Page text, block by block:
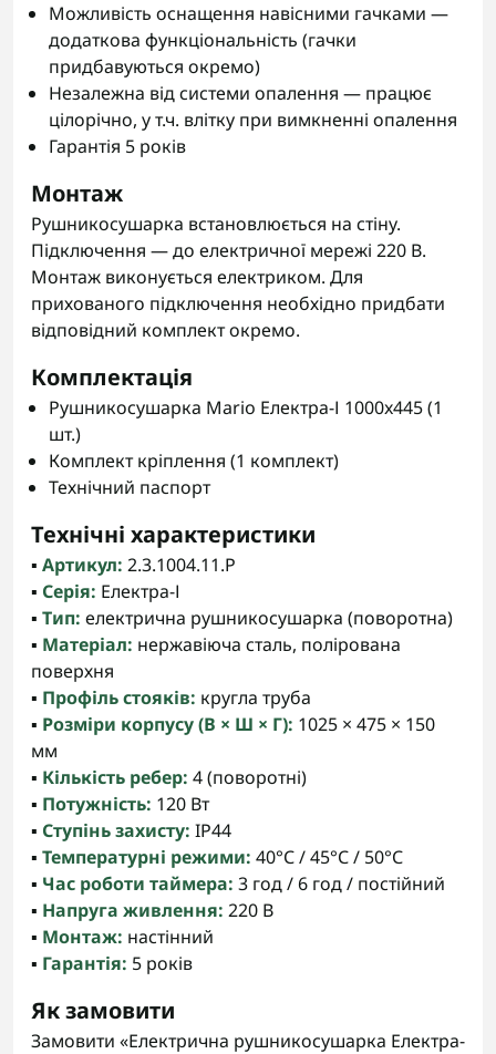
Можливість оснащення навісними гачками —
додаткова функціональність (гачки
придбавуються окремо)
Незалежна від системи опалення — працює
цілорічно, у т.ч. влітку при вимкненні опалення
Гарантія 5 років
Монтаж
Рушникосушарка встановлюється на стіну.
Підключення — до електричної мережі 220 В.
Монтаж виконується електриком. Для
прихованого підключення необхідно придбати
відповідний комплект окремо.
Комплектація
Рушникосушарка Mario Електра-І 1000x445 (1
шт.)
Комплект кріплення (1 комплект)
Технічний паспорт
Технічні характеристики
▪️ Артикул: 2.3.1004.11.P
▪️ Серія: Електра-І
▪️ Тип: електрична рушникосушарка (поворотна)
▪️ Матеріал: нержавіюча сталь, полірована
поверхня
▪️ Профіль стояків: кругла труба
▪️ Розміри корпусу (В × Ш × Г): 1025 × 475 × 150
мм
▪️ Кількість ребер: 4 (поворотні)
▪️ Потужність: 120 Вт
▪️ Ступінь захисту: IP44
▪️ Температурні режими: 40°С / 45°С / 50°С
▪️ Час роботи таймера: 3 год / 6 год / постійний
▪️ Напруга живлення: 220 В
▪️ Монтаж: настінний
▪️ Гарантія: 5 років
Як замовити
Замовити «Електрична рушникосушарка Електра-